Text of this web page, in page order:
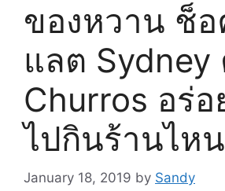
ของหวาน ช็อ
แลต Sydney
Churros อร่อ
ไปกินร้านไห
January 18, 2019 by Sandy